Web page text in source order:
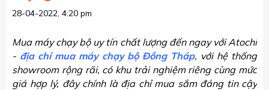
28-04-2022, 4:20 pm
Mua máy chạy bộ uy tín chất lượng đến ngay với Atochi
- địa chỉ mua máy chạy bộ Đồng Tháp, với hệ thống
showroom rộng rãi, có khu trải nghiệm riêng cùng mức
giá hợp lý, đây chính là địa chỉ mua sắm đáng tin cậy